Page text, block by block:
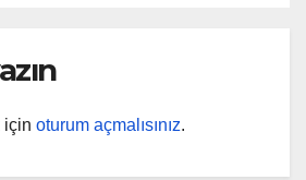
için oturum açmalısınız.